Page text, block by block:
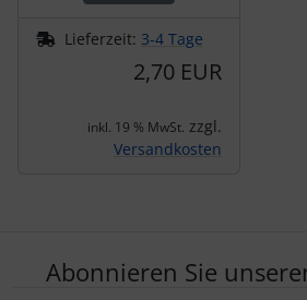
Lieferzeit: 3-4 Tage
2,70 EUR
inkl. 19 % MwSt. zzgl.
Versandkosten
Abonnieren Sie